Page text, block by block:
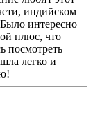
индийском
интересно
плюс, что
посмотреть
легко и